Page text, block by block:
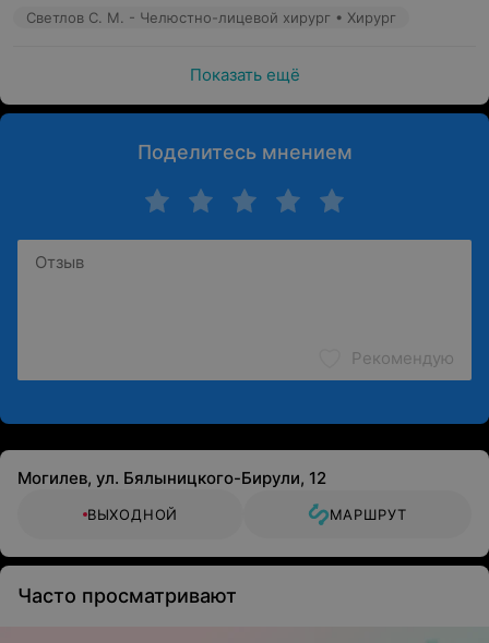
Светлов С. М. - Челюстно-лицевой хирург • Хирург
Показать ещё
Поделитесь мнением
Рекомендую
Могилев, ул. Бялыницкого-Бирули, 12
ВЫХОДНОЙ МАРШРУТ
Часто просматривают